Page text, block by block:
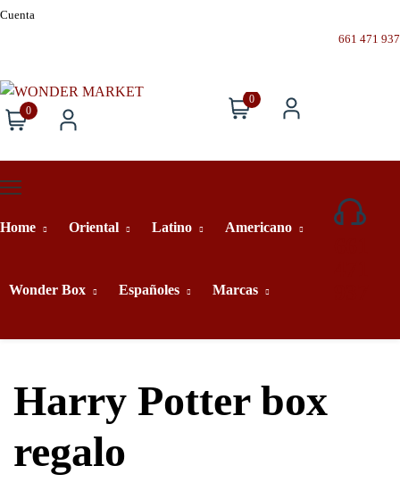
Cuenta
661 471 937
0
0
Home Oriental Latino Americano
Wonder Box Españoles Marcas
Harry Potter box
regalo